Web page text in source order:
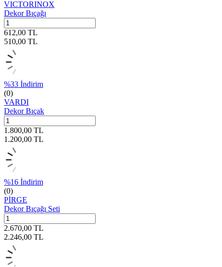
VICTORINOX
Dekor Bıçağı
612,00 TL
510,00 TL
%33 İndirim
(0)
VARDI
Dekor Bıçak
1.800,00 TL
1.200,00 TL
%16 İndirim
(0)
PİRGE
Dekor Bıçağı Seti
2.670,00 TL
2.246,00 TL